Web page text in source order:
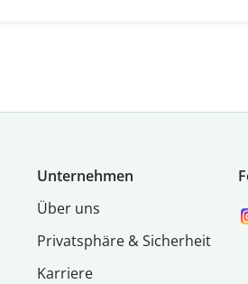
Unternehmen
Über uns
Privatsphäre & Sicherheit
Karriere